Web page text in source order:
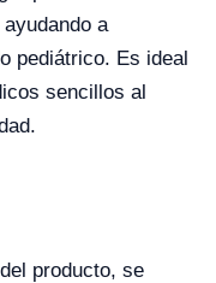
a
pediátrico. Es ideal
sencillos al
producto, se